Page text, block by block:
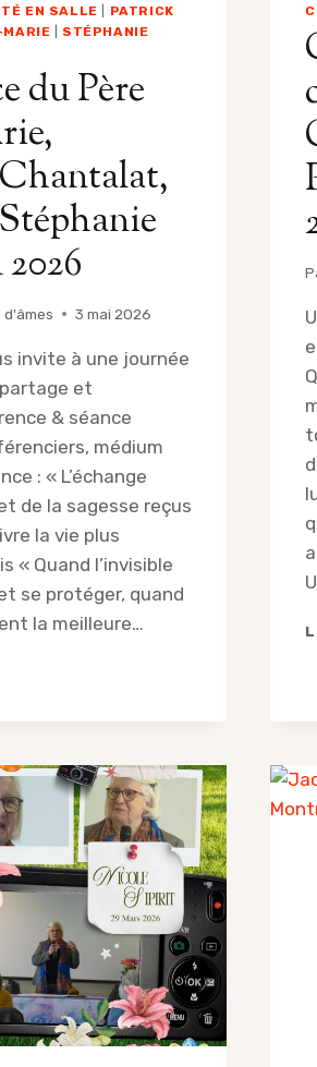
EN SALLE
PATRICK
MARIE
STÉPHANIE
du Père
3 mai 2026
invite à une journée
et
& séance
médium
: « L’échange
de la sagesse reçus
la vie plus
« Quand l’invisible
se protéger, quand
la meilleure…